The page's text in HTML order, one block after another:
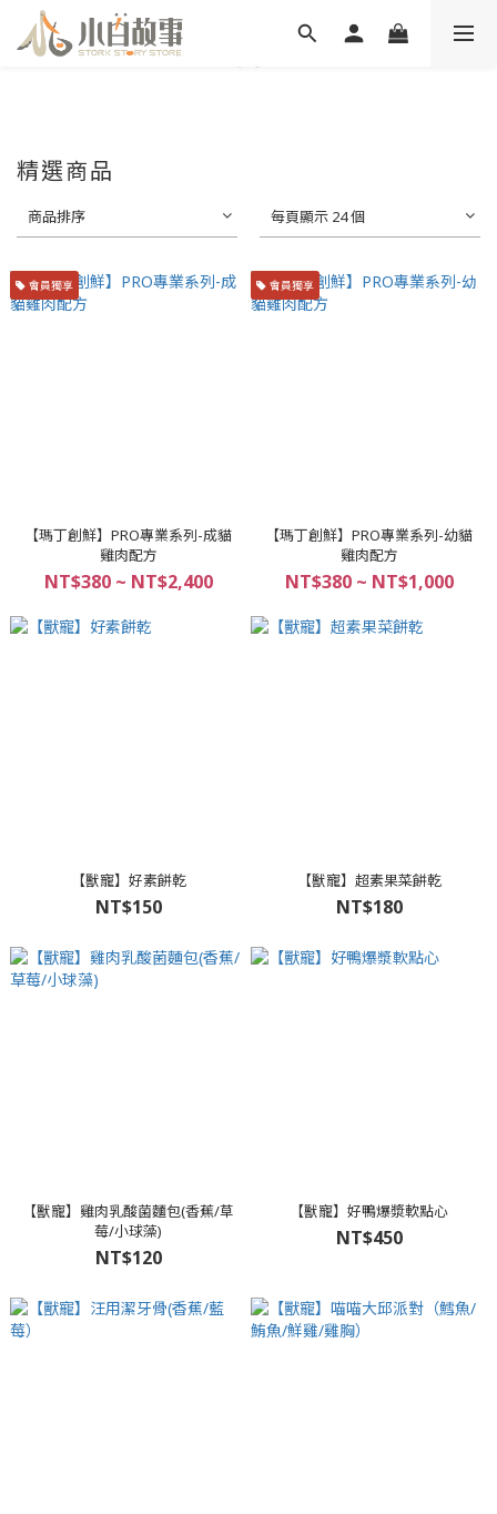
精選商品
商品排序 每頁顯示 24 個
會員獨享
【瑪丁創鮮】PRO專業系列-成貓
雞肉配方
NT$380 ~ NT$2,400
會員獨享
【瑪丁創鮮】PRO專業系列-幼貓
雞肉配方
NT$380 ~ NT$1,000
【獸寵】好素餅乾
NT$150
【獸寵】超素果菜餅乾
NT$180
【獸寵】雞肉乳酸菌麵包(香蕉/草
莓/小球藻)
NT$120
【獸寵】好鴨爆漿軟點心
NT$450